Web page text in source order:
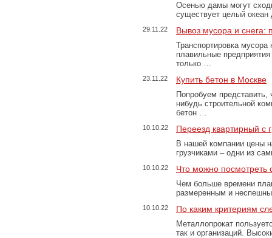
Осенью дамы могут
существует целый
29.11.22 Вывоз мусора и
Транспортировка
плавильные
только …
23.11.22 Купить бетон в Москве
Попробуем представить,
нибудь строительной
бетон …
10.10.22 Переезд квартирный с
В нашей компании цены
грузчиками – одни из
10.10.22 Что можно посмотреть
Чем больше времени
размеренным и
10.10.22 По каким критериям
Металлопрокат
так и организаций.